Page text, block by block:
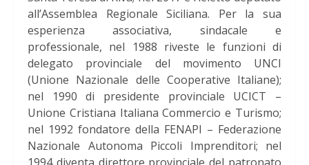
all’Assemblea Regionale Siciliana. Per la sua
esperienza associativa, sindacale e
professionale, nel 1988 riveste le funzioni di
delegato provinciale del movimento UNCI
(Unione Nazionale delle Cooperative Italiane);
nel 1990 di presidente provinciale UCICT –
Unione Cristiana Italiana Commercio e Turismo;
nel 1992 fondatore della FENAPI – Federazione
Nazionale Autonoma Piccoli Imprenditori; nel